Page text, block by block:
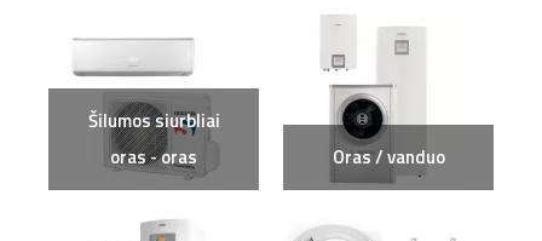
Šilumos siurbliai
oras - oras
Oras / vanduo